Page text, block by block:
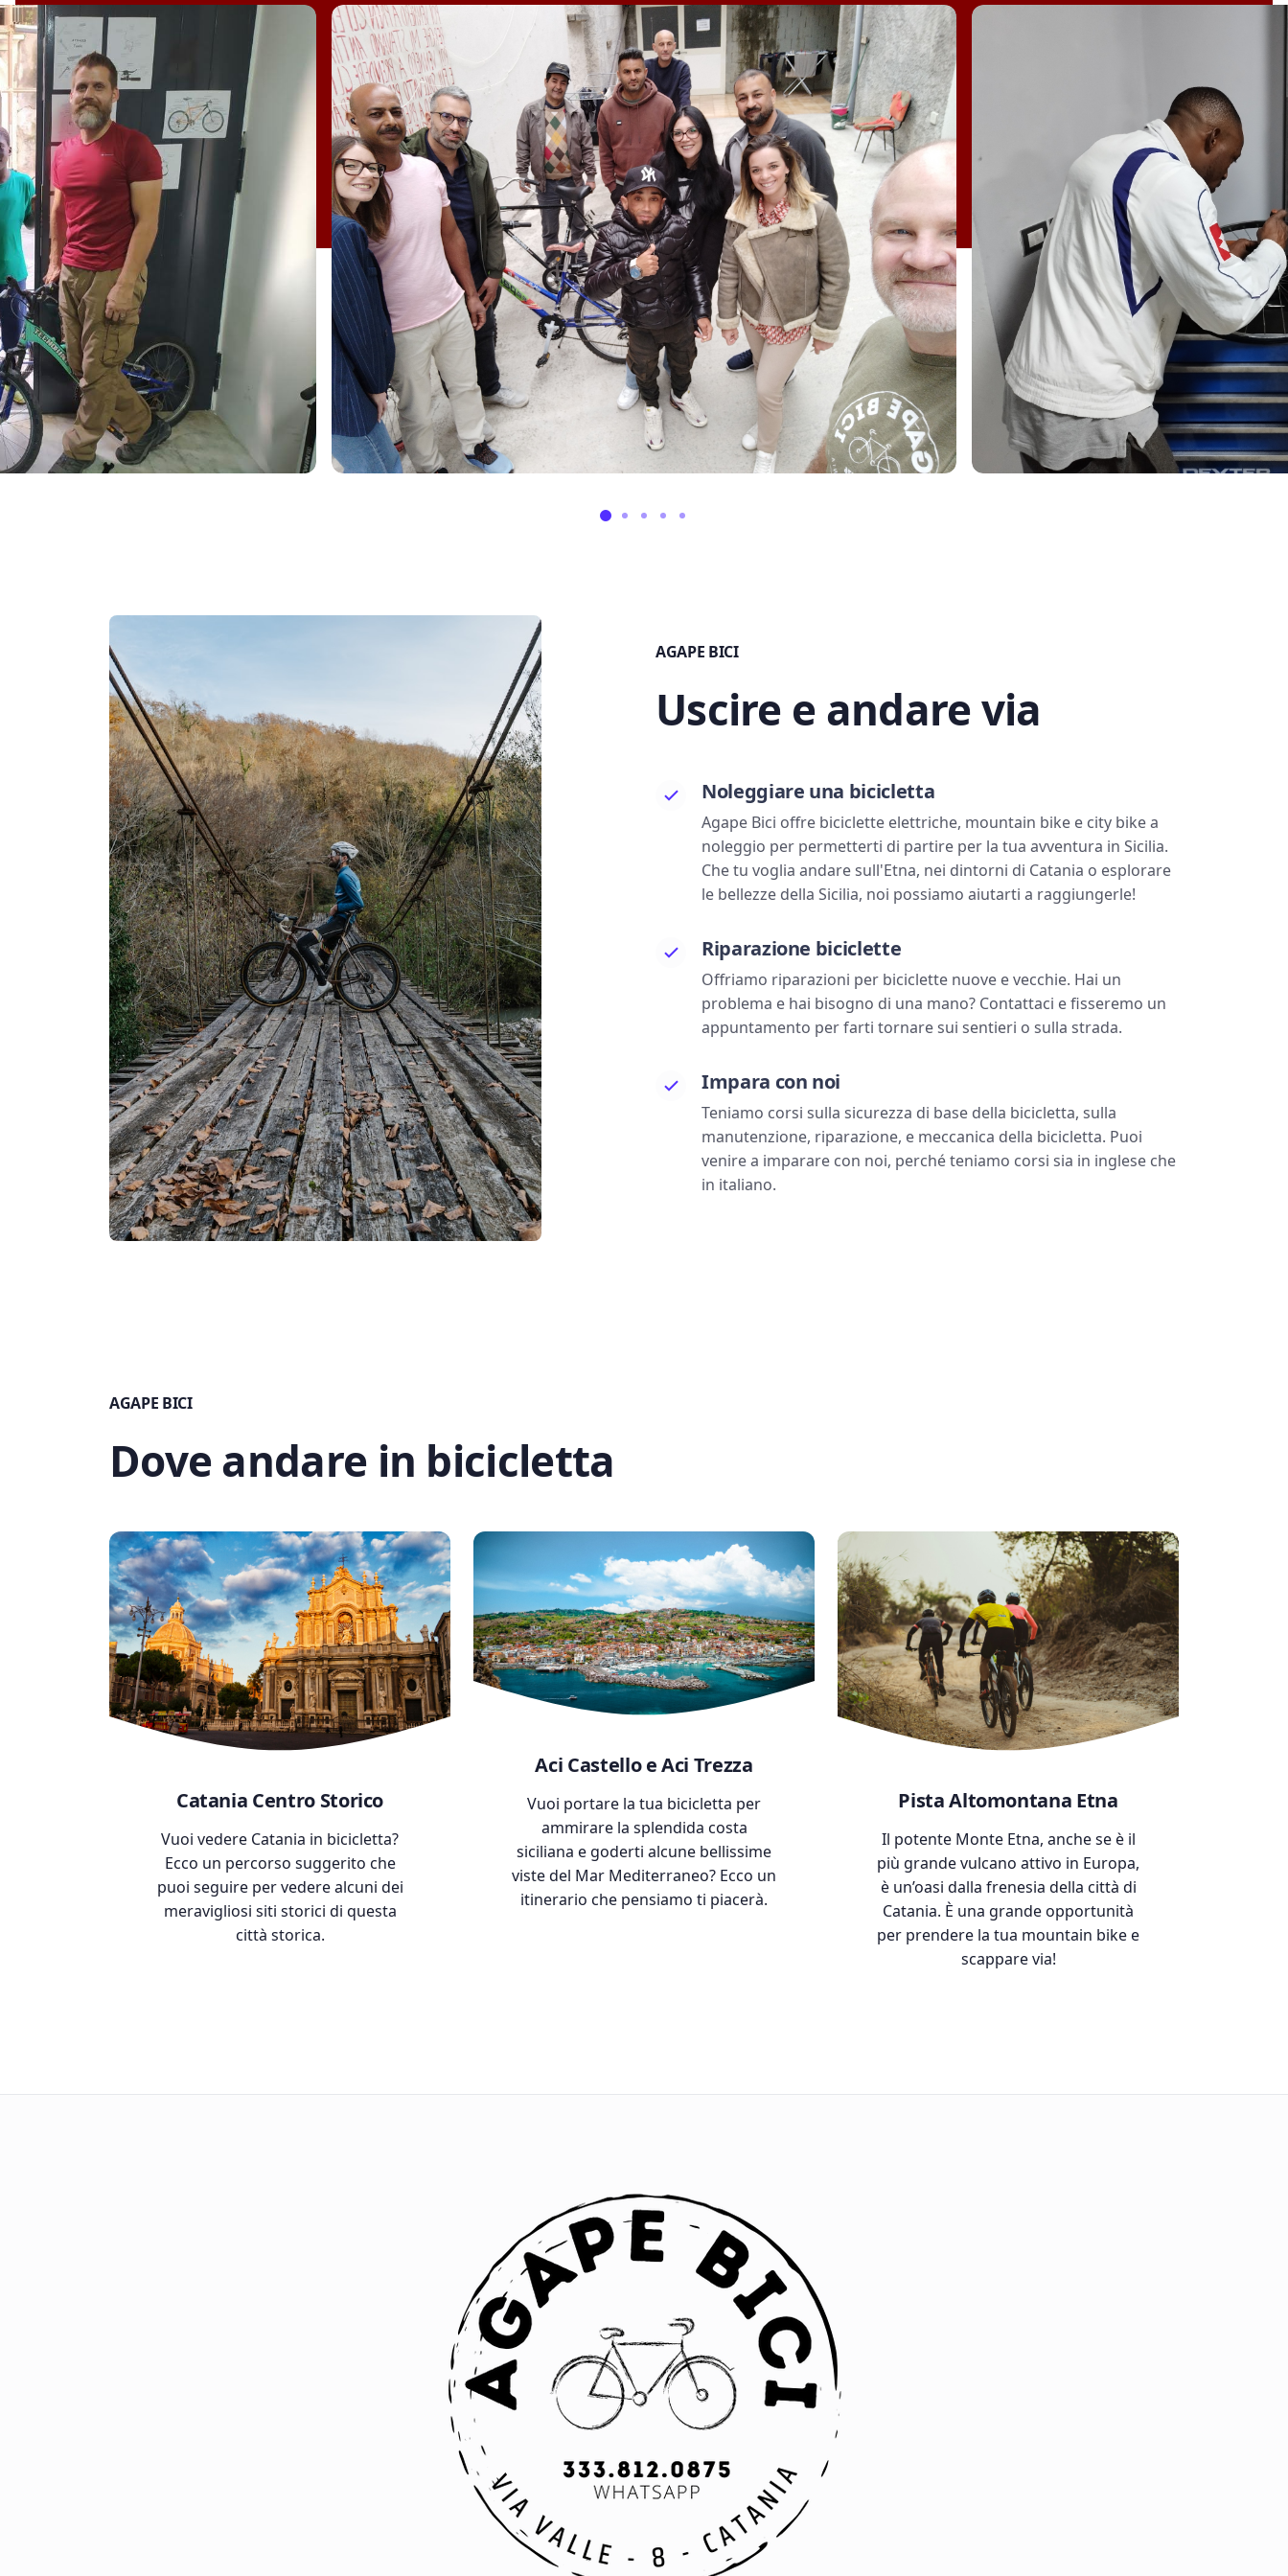
AGAPE BICI
Uscire e andare via
Noleggiare una bicicletta
Agape Bici offre biciclette elettriche, mountain bike e city bike a
noleggio per permetterti di partire per la tua avventura in Sicilia.
Che tu voglia andare sull'Etna, nei dintorni di Catania o esplorare
le bellezze della Sicilia, noi possiamo aiutarti a raggiungerle!
Riparazione biciclette
Offriamo riparazioni per biciclette nuove e vecchie. Hai un
problema e hai bisogno di una mano? Contattaci e fisseremo un
appuntamento per farti tornare sui sentieri o sulla strada.
Impara con noi
Teniamo corsi sulla sicurezza di base della bicicletta, sulla
manutenzione, riparazione, e meccanica della bicicletta. Puoi
venire a imparare con noi, perché teniamo corsi sia in inglese che
in italiano.
AGAPE BICI
Dove andare in bicicletta
Catania Centro Storico
Vuoi vedere Catania in bicicletta?
Ecco un percorso suggerito che
puoi seguire per vedere alcuni dei
meravigliosi siti storici di questa
città storica.
Aci Castello e Aci Trezza
Vuoi portare la tua bicicletta per
ammirare la splendida costa
siciliana e goderti alcune bellissime
viste del Mar Mediterraneo? Ecco un
itinerario che pensiamo ti piacerà.
Pista Altomontana Etna
Il potente Monte Etna, anche se è il
più grande vulcano attivo in Europa,
è un’oasi dalla frenesia della città di
Catania. È una grande opportunità
per prendere la tua mountain bike e
scappare via!